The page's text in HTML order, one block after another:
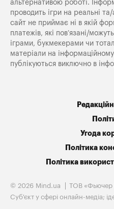
альтернативою роботі.
проводить ігри на реальні
сайт не приймає ні в якій
платежів, які пов’язані/
іграми, букмекерами чи
матеріали на
публікуються виключно в
Угода
Політика
Політика
© 2026 Mind.ua
ТОВ «Фьючер
Cуб'єкт у сфері онлайн-медіа;